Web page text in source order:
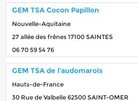
GEM TSA Cocon Papillon
Nouvelle-Aquitaine
27 allée des frênes 17100 SAINTES
06 70 59 54 76
GEM TSA de l’audomarois
Hauts-de-France
30 Rue de Valbelle 62500 SAINT-OMER